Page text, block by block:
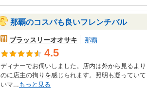
那覇のコスパも良いフレンチバル
ブラッスリーオオサキ 那覇
4.5
ディナーでお伺いしました。店内は外から見るよ
のに店主の拘りを感じられます。照明も凝ってい
いマ...もっと見る